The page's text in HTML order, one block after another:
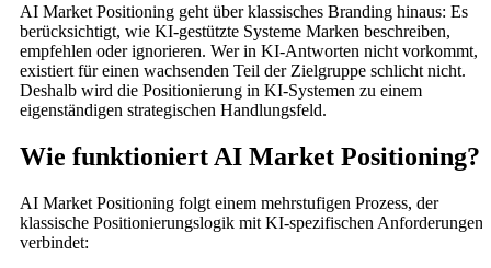
AI Market Positioning geht über klassisches Branding hinaus: Es
berücksichtigt, wie KI-gestützte Systeme Marken beschreiben,
empfehlen oder ignorieren. Wer in KI-Antworten nicht vorkommt,
existiert für einen wachsenden Teil der Zielgruppe schlicht nicht.
Deshalb wird die Positionierung in KI-Systemen zu einem
eigenständigen strategischen Handlungsfeld.
Wie funktioniert AI Market Positioning?
AI Market Positioning folgt einem mehrstufigen Prozess, der
klassische Positionierungslogik mit KI-spezifischen Anforderungen
verbindet: